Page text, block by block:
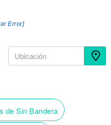
Error]
de Sin Bandera